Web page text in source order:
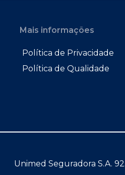
Mais informações
Política de Privacidade
Política de Qualidade
Unimed Seguradora S.A.